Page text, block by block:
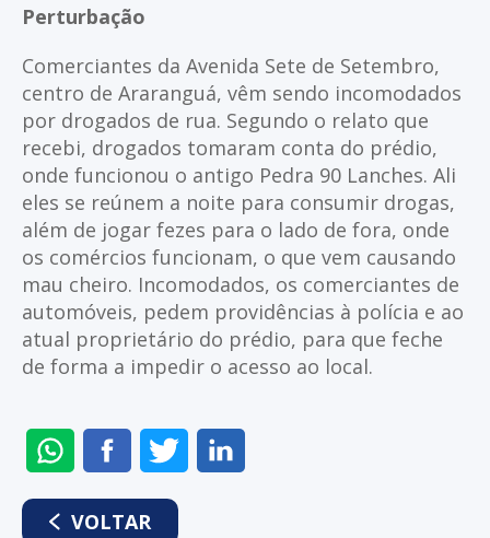
Perturbação
Comerciantes da Avenida Sete de Setembro,
centro de Araranguá, vêm sendo incomodados
por drogados de rua. Segundo o relato que
recebi, drogados tomaram conta do prédio,
onde funcionou o antigo Pedra 90 Lanches. Ali
eles se reúnem a noite para consumir drogas,
além de jogar fezes para o lado de fora, onde
os comércios funcionam, o que vem causando
mau cheiro. Incomodados, os comerciantes de
automóveis, pedem providências à polícia e ao
atual proprietário do prédio, para que feche
de forma a impedir o acesso ao local.
ENVIAR
NO
WHATSAPP
COMPARTILHAR
NO
FACEBOOK
COMPARTILHAR
NO
VOLTAR